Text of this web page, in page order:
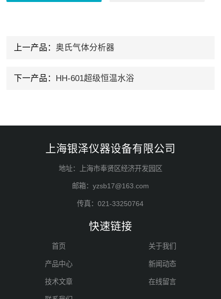
上一产品： 奥氏气体分析器
下一产品： HH-601超级恒温水浴
上海银泽仪器设备有限公司
地址：上海市奉贤区经济开发园区
邮箱：yzsb17@163.com
传真：021-33250764
快速链接
首页 关于我们
产品中心 新闻动态
技术文章 在线留言